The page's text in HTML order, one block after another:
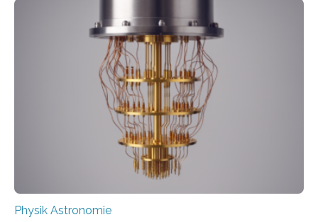
werden schnell weiterentwickelt. Dies ist der Alltag in
der Forschung der Quantentheorie, die dieses Jahr 100
Jahre alt geworden ist, weshalb die UNESCO 2025 zum
Internationalen Jahr der Quantenwissenschaft und -
technologie ausgerufen hat. Doch nun hat eine
internationale Forschungsgruppe um den
Physik Astronomie